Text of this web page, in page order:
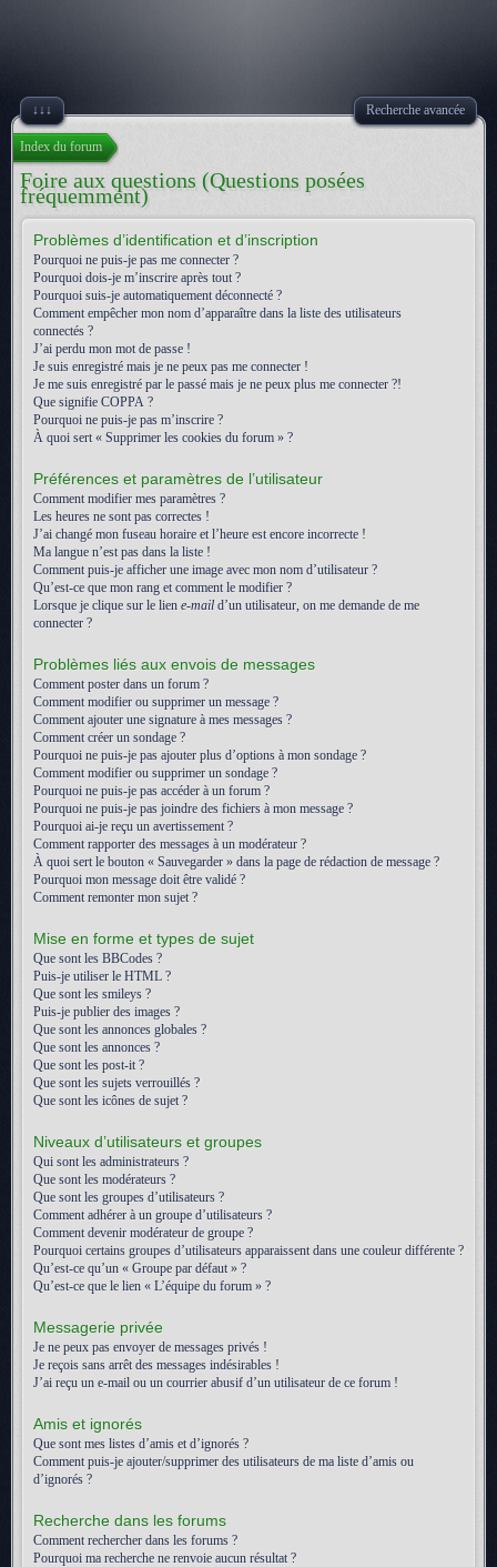
↓↓↓ Recherche avancée
Index du forum
Foire aux questions (Questions posées
fréquemment)
Problèmes d’identification et d’inscription
Pourquoi ne puis-je pas me connecter ?
Pourquoi dois-je m’inscrire après tout ?
Pourquoi suis-je automatiquement déconnecté ?
Comment empêcher mon nom d’apparaître dans la liste des utilisateurs
connectés ?
J’ai perdu mon mot de passe !
Je suis enregistré mais je ne peux pas me connecter !
Je me suis enregistré par le passé mais je ne peux plus me connecter ?!
Que signifie COPPA ?
Pourquoi ne puis-je pas m’inscrire ?
À quoi sert « Supprimer les cookies du forum » ?
Préférences et paramètres de l’utilisateur
Comment modifier mes paramètres ?
Les heures ne sont pas correctes !
J’ai changé mon fuseau horaire et l’heure est encore incorrecte !
Ma langue n’est pas dans la liste !
Comment puis-je afficher une image avec mon nom d’utilisateur ?
Qu’est-ce que mon rang et comment le modifier ?
Lorsque je clique sur le lien e-mail d’un utilisateur, on me demande de me
connecter ?
Problèmes liés aux envois de messages
Comment poster dans un forum ?
Comment modifier ou supprimer un message ?
Comment ajouter une signature à mes messages ?
Comment créer un sondage ?
Pourquoi ne puis-je pas ajouter plus d’options à mon sondage ?
Comment modifier ou supprimer un sondage ?
Pourquoi ne puis-je pas accéder à un forum ?
Pourquoi ne puis-je pas joindre des fichiers à mon message ?
Pourquoi ai-je reçu un avertissement ?
Comment rapporter des messages à un modérateur ?
À quoi sert le bouton « Sauvegarder » dans la page de rédaction de message ?
Pourquoi mon message doit être validé ?
Comment remonter mon sujet ?
Mise en forme et types de sujet
Que sont les BBCodes ?
Puis-je utiliser le HTML ?
Que sont les smileys ?
Puis-je publier des images ?
Que sont les annonces globales ?
Que sont les annonces ?
Que sont les post-it ?
Que sont les sujets verrouillés ?
Que sont les icônes de sujet ?
Niveaux d’utilisateurs et groupes
Qui sont les administrateurs ?
Que sont les modérateurs ?
Que sont les groupes d’utilisateurs ?
Comment adhérer à un groupe d’utilisateurs ?
Comment devenir modérateur de groupe ?
Pourquoi certains groupes d’utilisateurs apparaissent dans une couleur différente ?
Qu’est-ce qu’un « Groupe par défaut » ?
Qu’est-ce que le lien « L’équipe du forum » ?
Messagerie privée
Je ne peux pas envoyer de messages privés !
Je reçois sans arrêt des messages indésirables !
J’ai reçu un e-mail ou un courrier abusif d’un utilisateur de ce forum !
Amis et ignorés
Que sont mes listes d’amis et d’ignorés ?
Comment puis-je ajouter/supprimer des utilisateurs de ma liste d’amis ou
d’ignorés ?
Recherche dans les forums
Comment rechercher dans les forums ?
Pourquoi ma recherche ne renvoie aucun résultat ?